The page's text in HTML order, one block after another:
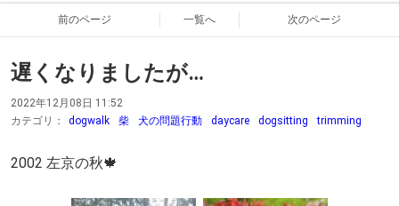
前のページ 一覧へ 次のページ
遅くなりましたが…
2022年12月08日 11:52
カテゴリ：
dogwalk 柴 犬の問題行動 daycare dogsitting trimming
2002 左京の秋🍁